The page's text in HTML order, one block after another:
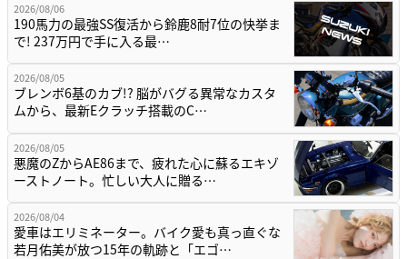
2026/08/06
190馬力の最強SS復活から鈴鹿8耐7位の快挙ま
で! 237万円で手に入る最…
2026/08/05
ブレンボ6基のカブ!? 脳がバグる異常なカスタ
ムから、最新Eクラッチ搭載のC…
2026/08/05
悪魔のZからAE86まで、疲れた心に蘇るエキゾ
ーストノート。忙しい大人に贈る…
2026/08/04
愛車はエリミネーター。バイク愛も真っ直ぐな
若月佑美が放つ15年の軌跡と「エゴ…